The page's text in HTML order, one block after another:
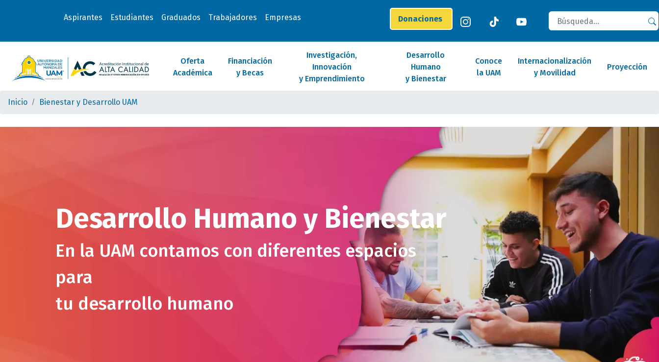
Aspirantes Estudiantes Graduados Trabajadores Empresas Donaciones
Buscar
Oferta
Académica
Financiación
y Becas
Investigación,
Innovación
y Emprendimiento
Desarrollo
Humano
y Bienestar
Conoce
la UAM
Internacionalización
y Movilidad
Proyección
Inicio Bienestar y Desarrollo UAM
Desarrollo Humano y Bienestar
En la UAM contamos con diferentes espacios
para
tu desarrollo humano